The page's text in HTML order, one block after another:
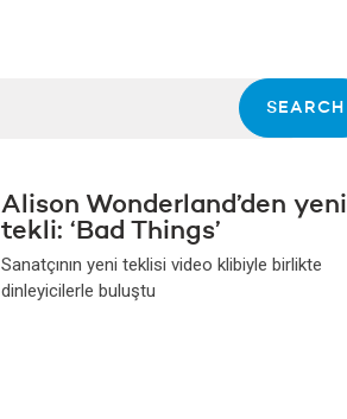
Alison Wonderland’den yeni
tekli: ‘Bad Things’
Sanatçının yeni teklisi video klibiyle birlikte
dinleyicilerle buluştu